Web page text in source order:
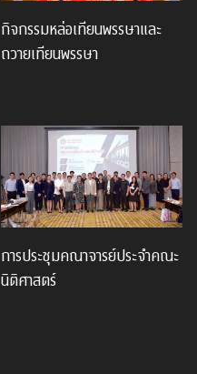
กิจกรรมหล่อเทียนพรรษาและ
ถวายเทียนพรรษา
การประชุมคณาจารย์ประจำคณะ
นิติศาสตร์